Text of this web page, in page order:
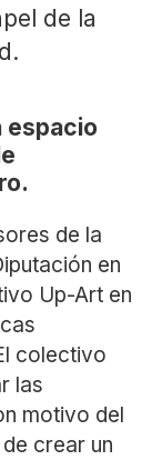
de la
espacio
de la
en
Up-Art en
colectivo
las
motivo del
crear un